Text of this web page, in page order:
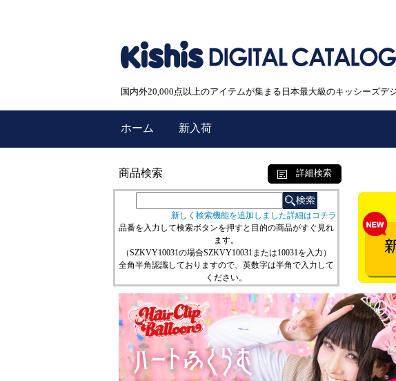
国内外20,000点以上のアイテムが集まる日本最大級のキッシーズデ
ホーム 新入荷
商品検索 詳細検索
新しく検索機能を追加しました詳細はコチラ
品番を入力して検索ボタンを押すと目的の商品がすぐ見れ
ます。
（SZKVY10031の場合SZKVY10031または10031を入力）
全角半角認識しておりますので、英数字は半角で入力して
ください。